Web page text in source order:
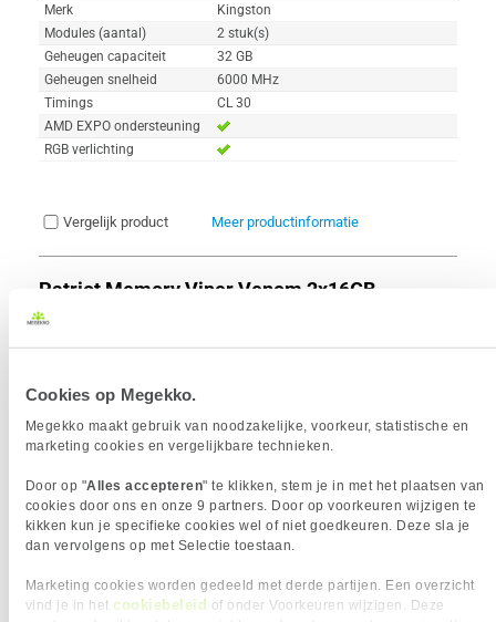
Cookies op Megekko.
Megekko maakt gebruik van noodzakelijke, voorkeur, statistische en
marketing cookies en vergelijkbare technieken.
Door op "Alles accepteren" te klikken, stem je in met het plaatsen van
cookies door ons en onze 9 partners. Door op voorkeuren wijzigen te
kikken kun je specifieke cookies wel of niet goedkeuren. Deze sla je
dan vervolgens op met Selectie toestaan.
Marketing cookies worden gedeeld met derde partijen. Een overzicht
vind je in het cookiebeleid of onder Voorkeuren wijzigen. Deze
Merk
Kingston
Modules (aantal)
2 stuk(s)
Geheugen capaciteit
32 GB
Geheugen snelheid
6000 MHz
Timings
CL 30
AMD EXPO ondersteuning
RGB verlichting
Vergelijk product Meer productinformatie
Patriot Memory Viper Venom 2x16GB
6000Mhz CL30 PVV532G600C30K
geheugenmodule
Uit eigen voorraad leverbaar. Levertijd:1 dag (vrijdag)
Merk
Patriot
Geheugen capaciteit
32 GB
Geheugen snelheid
6000 MHz